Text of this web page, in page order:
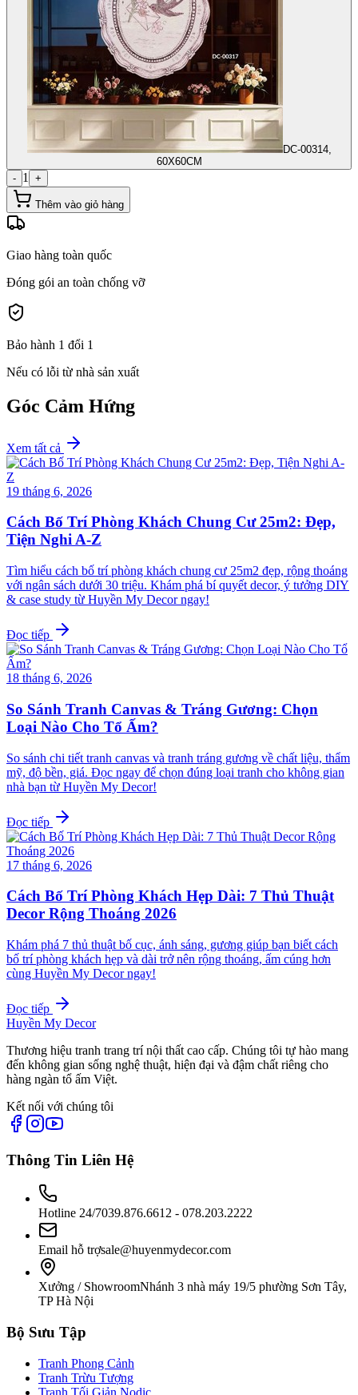
DC-00314,
60X60CM
- 1 +
Thêm vào giỏ hàng
Giao hàng toàn quốc
Đóng gói an toàn chống vỡ
Bảo hành 1 đổi 1
Nếu có lỗi từ nhà sản xuất
Góc Cảm Hứng
Xem tất cả
19 tháng 6, 2026
Cách Bố Trí Phòng Khách Chung Cư 25m2: Đẹp,
Tiện Nghi A-Z
Tìm hiểu cách bố trí phòng khách chung cư 25m2 đẹp, rộng thoáng
với ngân sách dưới 30 triệu. Khám phá bí quyết decor, ý tưởng DIY
& case study từ Huyền My Decor ngay!
Đọc tiếp
18 tháng 6, 2026
So Sánh Tranh Canvas & Tráng Gương: Chọn
Loại Nào Cho Tổ Ấm?
So sánh chi tiết tranh canvas và tranh tráng gương về chất liệu, thẩm
mỹ, độ bền, giá. Đọc ngay để chọn đúng loại tranh cho không gian
nhà bạn từ Huyền My Decor!
Đọc tiếp
17 tháng 6, 2026
Cách Bố Trí Phòng Khách Hẹp Dài: 7 Thủ Thuật
Decor Rộng Thoáng 2026
Khám phá 7 thủ thuật bố cục, ánh sáng, gương giúp bạn biết cách
bố trí phòng khách hẹp và dài trở nên rộng thoáng, ấm cúng hơn
cùng Huyền My Decor ngay!
Đọc tiếp
Huyền My Decor
Thương hiệu tranh trang trí nội thất cao cấp. Chúng tôi tự hào mang
đến không gian sống nghệ thuật, hiện đại và đậm chất riêng cho
hàng ngàn tổ ấm Việt.
Kết nối với chúng tôi
Thông Tin Liên Hệ
Hotline 24/7039.876.6612 - 078.203.2222
Email hỗ trợsale@huyenmydecor.com
Xưởng / ShowroomNhánh 3 nhà máy 19/5 phường Sơn Tây,
TP Hà Nội
Bộ Sưu Tập
Tranh Phong Cảnh
Tranh Trừu Tượng
Tranh Tối Giản Nodic